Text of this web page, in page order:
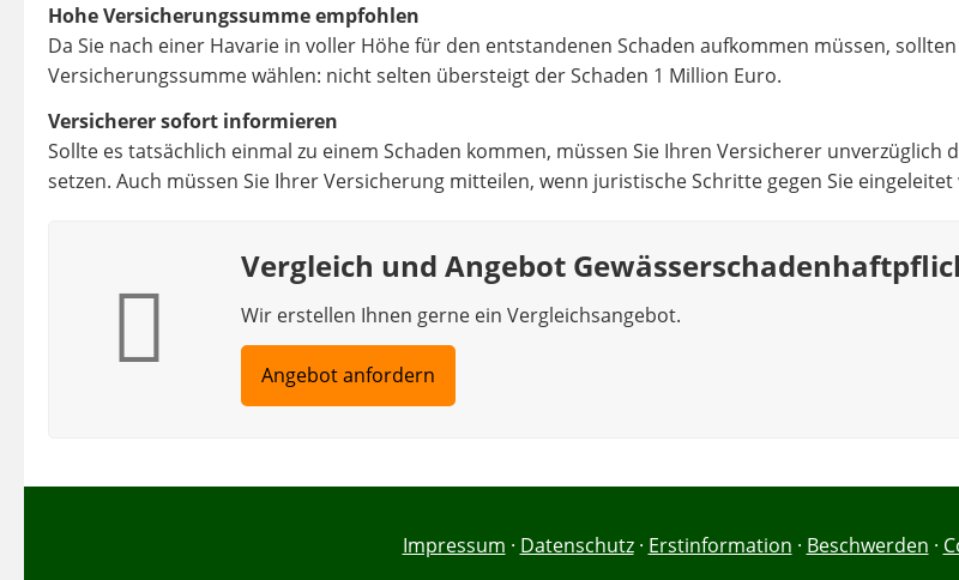
Hohe Versicherungssumme empfohlen
Da Sie nach einer Havarie in voller Höhe für den entstandenen Schaden aufkommen müssen,
Versicherungssumme wählen: nicht selten übersteigt der Schaden 1 Million Euro.
Versicherer sofort informieren
Sollte es tatsächlich einmal zu einem Schaden kommen, müssen Sie Ihren Versicherer unverzüglich
setzen. Auch müssen Sie Ihrer Versicherung mitteilen, wenn juristische Schritte gegen Sie
Vergleich und Angebot
Wir erstellen Ihnen gerne ein Vergleichsangebot.
Angebot anfordern
Impressum · Datenschutz· Erstinformation · Beschwerden ·